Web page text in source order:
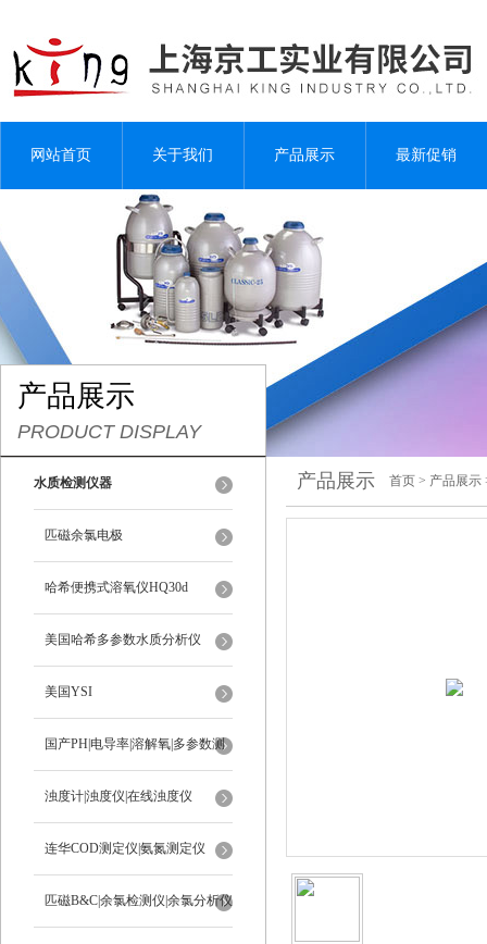
网站首页 关于我们 产品展示 最新促销
产品展示
PRODUCT DISPLAY
水质检测仪器
匹磁余氯电极
哈希便携式溶氧仪HQ30d
美国哈希多参数水质分析仪
美国YSI
国产PH|电导率|溶解氧|多参数测
定仪
浊度计|浊度仪|在线浊度仪
连华COD测定仪|氨氮测定仪
匹磁B&C|余氯检测仪|余氯分析仪
产品展示 首页 > 产品展示